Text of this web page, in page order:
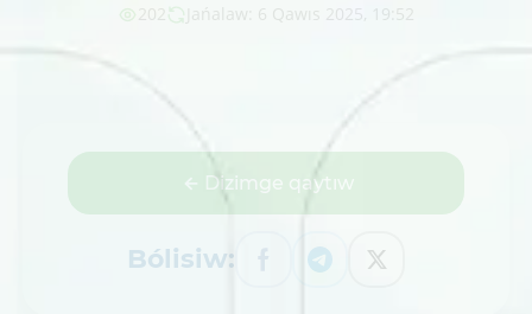
202 Jańalaw: 6 Qawıs 2025, 19:52
Dizimge qaytıw
Bólisiw: